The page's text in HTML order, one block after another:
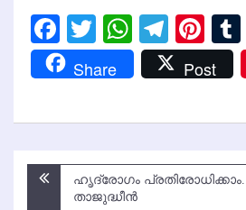
Facebook
Twitter
Share Post
Post
navigation
ഹൃദ്രോഗം
താജുദ്ധീന്‍